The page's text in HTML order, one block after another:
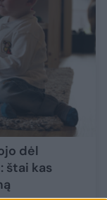
dėl
štai kas